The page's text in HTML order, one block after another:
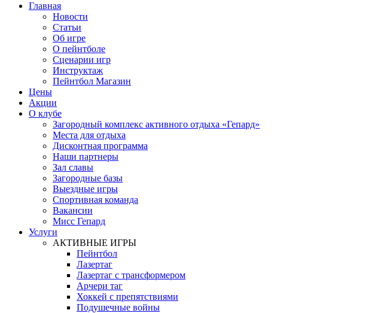
Главная
Новости
Статьи
Об игре
О пейнтболе
Сценарии игр
Инструктаж
Пейнтбол Магазин
Цены
Акции
О клубе
Загородный комплекс активного отдыха «Гепард»
Места для отдыха
Дисконтная программа
Наши партнеры
Зал славы
Загородные базы
Выездные игры
Спортивная команда
Вакансии
Мисс Гепард
Услуги
АКТИВНЫЕ ИГРЫ
Пейнтбол
Лазертаг
Лазертаг с трансформером
Арчери таг
Хоккей с препятствиями
Подушечные войны